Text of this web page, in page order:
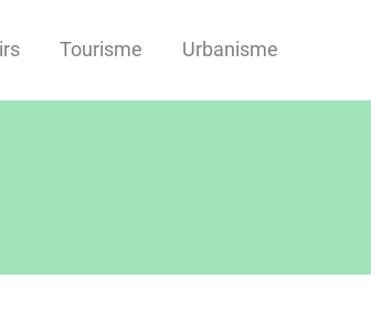
Tourisme Urbanisme